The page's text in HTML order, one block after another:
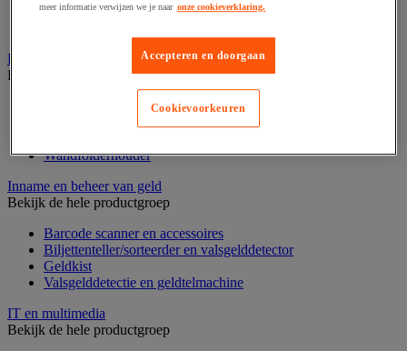
Deurnaambord
Folderrek en -houder
Bekijk de hele productgroep
Mobiel folderrek
Wandfolderhouder
Inname en beheer van geld
Bekijk de hele productgroep
Barcode scanner en accessoires
Biljettenteller/sorteerder en valsgelddetector
Geldkist
Valsgelddetectie en geldtelmachine
IT en multimedia
Bekijk de hele productgroep
meer informatie verwijzen we je naar onze cookieverklaring.
Accepteren en doorgaan
Cookievoorkeuren